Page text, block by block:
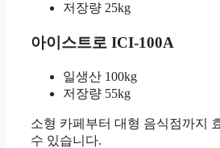
저장량 25kg
아이스트로 ICI-100A
일생산 100kg
저장량 55kg
소형 카페부터 대형 음식점까지
수 있습니다.